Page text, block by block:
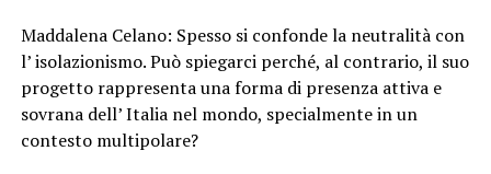
Maddalena Celano: Spesso si confonde la neutralità con
l’ isolazionismo. Può spiegarci perché, al contrario, il suo
progetto rappresenta una forma di presenza attiva e
sovrana dell’ Italia nel mondo, specialmente in un
contesto multipolare?